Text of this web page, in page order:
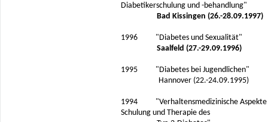
Diabetikerschulung und -behandlung"
Bad Kissingen (26.-28.09.1997)
1996 "Diabetes und Sexualität"
Saalfeld (27.-29.09.1996)
1995 "Diabetes bei Jugendlichen"
Hannover (22.-24.09.1995)
1994 "Verhaltensmedizinische Aspekte
Schulung und Therapie des